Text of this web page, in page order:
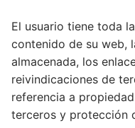
El usuario tiene toda
contenido de su web,
almacenada, los
reivindicaciones de
referencia a
terceros y protección